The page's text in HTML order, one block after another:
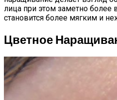
лица при этом заметно
становится более мягким и
Цветное